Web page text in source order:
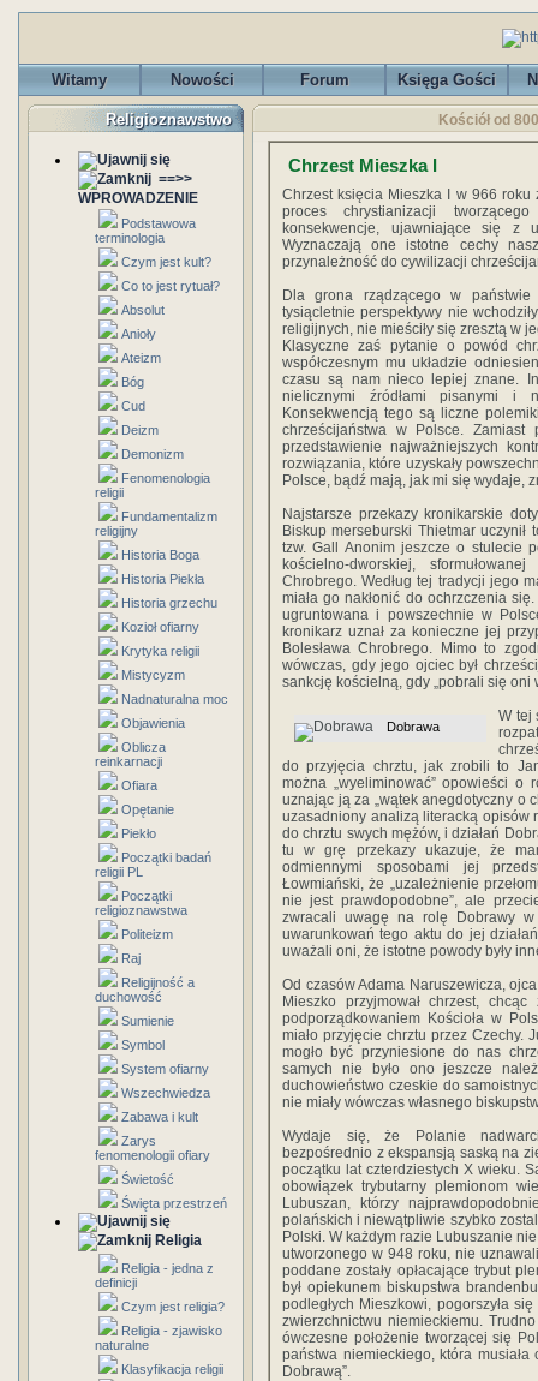
Witamy Nowości Forum Księga Gości
Religioznawstwo
==>>
WPROWADZENIE
Podstawowa
terminologia
Czym jest kult?
Co to jest rytuał?
Absolut
Anioły
Ateizm
Bóg
Cud
Deizm
Demonizm
Fenomenologia
religii
Fundamentalizm
religijny
Historia Boga
Historia Piekła
Historia grzechu
Kozioł ofiarny
Krytyka religii
Mistycyzm
Nadnaturalna moc
Objawienia
Oblicza
reinkarnacji
Ofiara
Opętanie
Piekło
Początki badań
religii PL
Początki
religioznawstwa
Politeizm
Raj
Religijność a
duchowość
Sumienie
Symbol
System ofiarny
Wszechwiedza
Zabawa i kult
Zarys
fenomenologii ofiary
Świetość
Święta przestrzeń
Religia
Religia - jedna z
definicji
Czym jest religia?
Religia - zjawisko
naturalne
Klasyfikacja religii
Kościół od
Chrzest Mieszka I
Chrzest księcia Mieszka I w 966 roku
proces chrystianizacji
konsekwencje, ujawniające się z
Wyznaczają one istotne cechy
przynależność do cywilizacji
Dla grona rządzącego w
tysiącletnie perspektywy nie
religijnych, nie mieściły się zresztą w
Klasyczne zaś pytanie o powód
współczesnym mu układzie
czasu są nam nieco lepiej znane.
nielicznymi źródłami pisanymi i
Konsekwencją tego są liczne
chrześcijaństwa w Polsce.
przedstawienie najważniejszych
rozwiązania, które uzyskały
Polsce, bądź mają, jak mi się wydaje,
Najstarsze przekazy kronikarskie
Biskup merseburski Thietmar
tzw. Gall Anonim jeszcze o stulecie
kościelno-dworskiej,
Chrobrego. Według tej tradycji jego
miała go nakłonić do ochrzczenia
ugruntowana i powszechnie w
kronikarz uznał za konieczne jej
Bolesława Chrobrego. Mimo to
wówczas, gdy jego ojciec był
sankcję kościelną, gdy „pobrali się oni
Dobrawa
W tej
do przyjęcia chrztu, jak zrobili to
można „wyeliminować” opowieści
uznając ją za „wątek anegdotyczny o
uzasadniony analizą literacką opisów
do chrztu swych mężów, i działań
tu w grę przekazy ukazuje, że
odmiennymi sposobami jej
Łowmiański, że „uzależnienie
nie jest prawdopodobne”, ale
zwracali uwagę na rolę Dobrawy
uwarunkowań tego aktu do jej
uważali oni, że istotne powody były
Od czasów Adama Naruszewicza,
Mieszko przyjmował chrzest,
podporządkowaniem Kościoła w
miało przyjęcie chrztu przez Czechy.
mogło być przyniesione do nas
samych nie było ono jeszcze
duchowieństwo czeskie do
nie miały wówczas własnego
Wydaje się, że Polanie
bezpośrednio z ekspansją saską na
początku lat czterdziestych X wieku.
obowiązek trybutarny plemionom
Lubuszan, którzy
polańskich i niewątpliwie szybko
Polski. W każdym razie Lubuszanie
utworzonego w 948 roku, nie
poddane zostały opłacające trybut
był opiekunem biskupstwa
podległych Mieszkowi, pogorszyła
zwierzchnictwu niemieckiemu.
ówczesne położenie tworzącej się
państwa niemieckiego, która
Dobrawą”.